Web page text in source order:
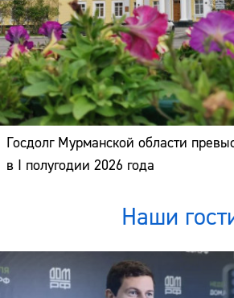
Госдолг Мурманской области
в I полугодии 2026 года
Наши